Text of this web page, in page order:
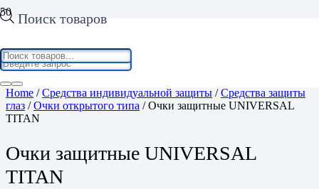
Поиск товаров
Home /Средства индивидуальной защиты /Средства защиты
глаз /Очки открытого типа / Очки защитные UNIVERSAL
TITAN
Очки защитные UNIVERSAL
TITAN